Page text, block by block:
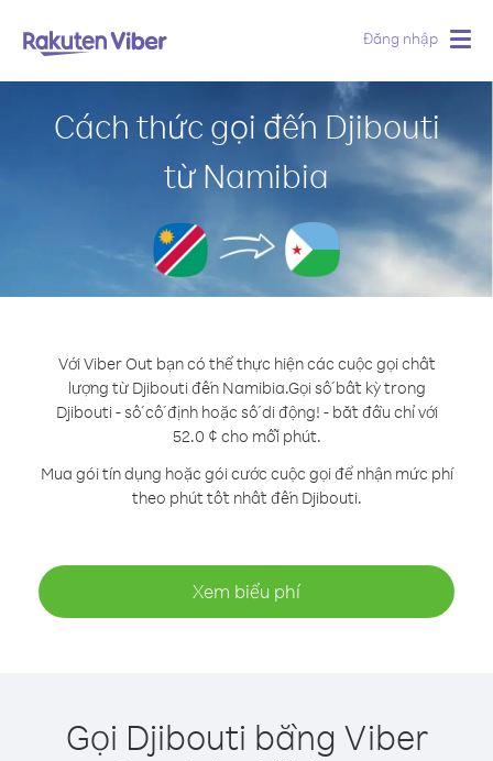
Đăng nhập
Cách thức gọi đến Djibouti
từ Namibia
Với Viber Out bạn có thể thực hiện các cuộc gọi chất
lượng từ Djibouti đến Namibia.Gọi số bất kỳ trong
Djibouti - số cố định hoặc số di động! - bắt đầu chỉ với
52.0 ¢ cho mỗi phút.
Mua gói tín dụng hoặc gói cước cuộc gọi để nhận mức phí
theo phút tốt nhất đến Djibouti.
Xem biểu phí
Gọi Djibouti bằng Viber